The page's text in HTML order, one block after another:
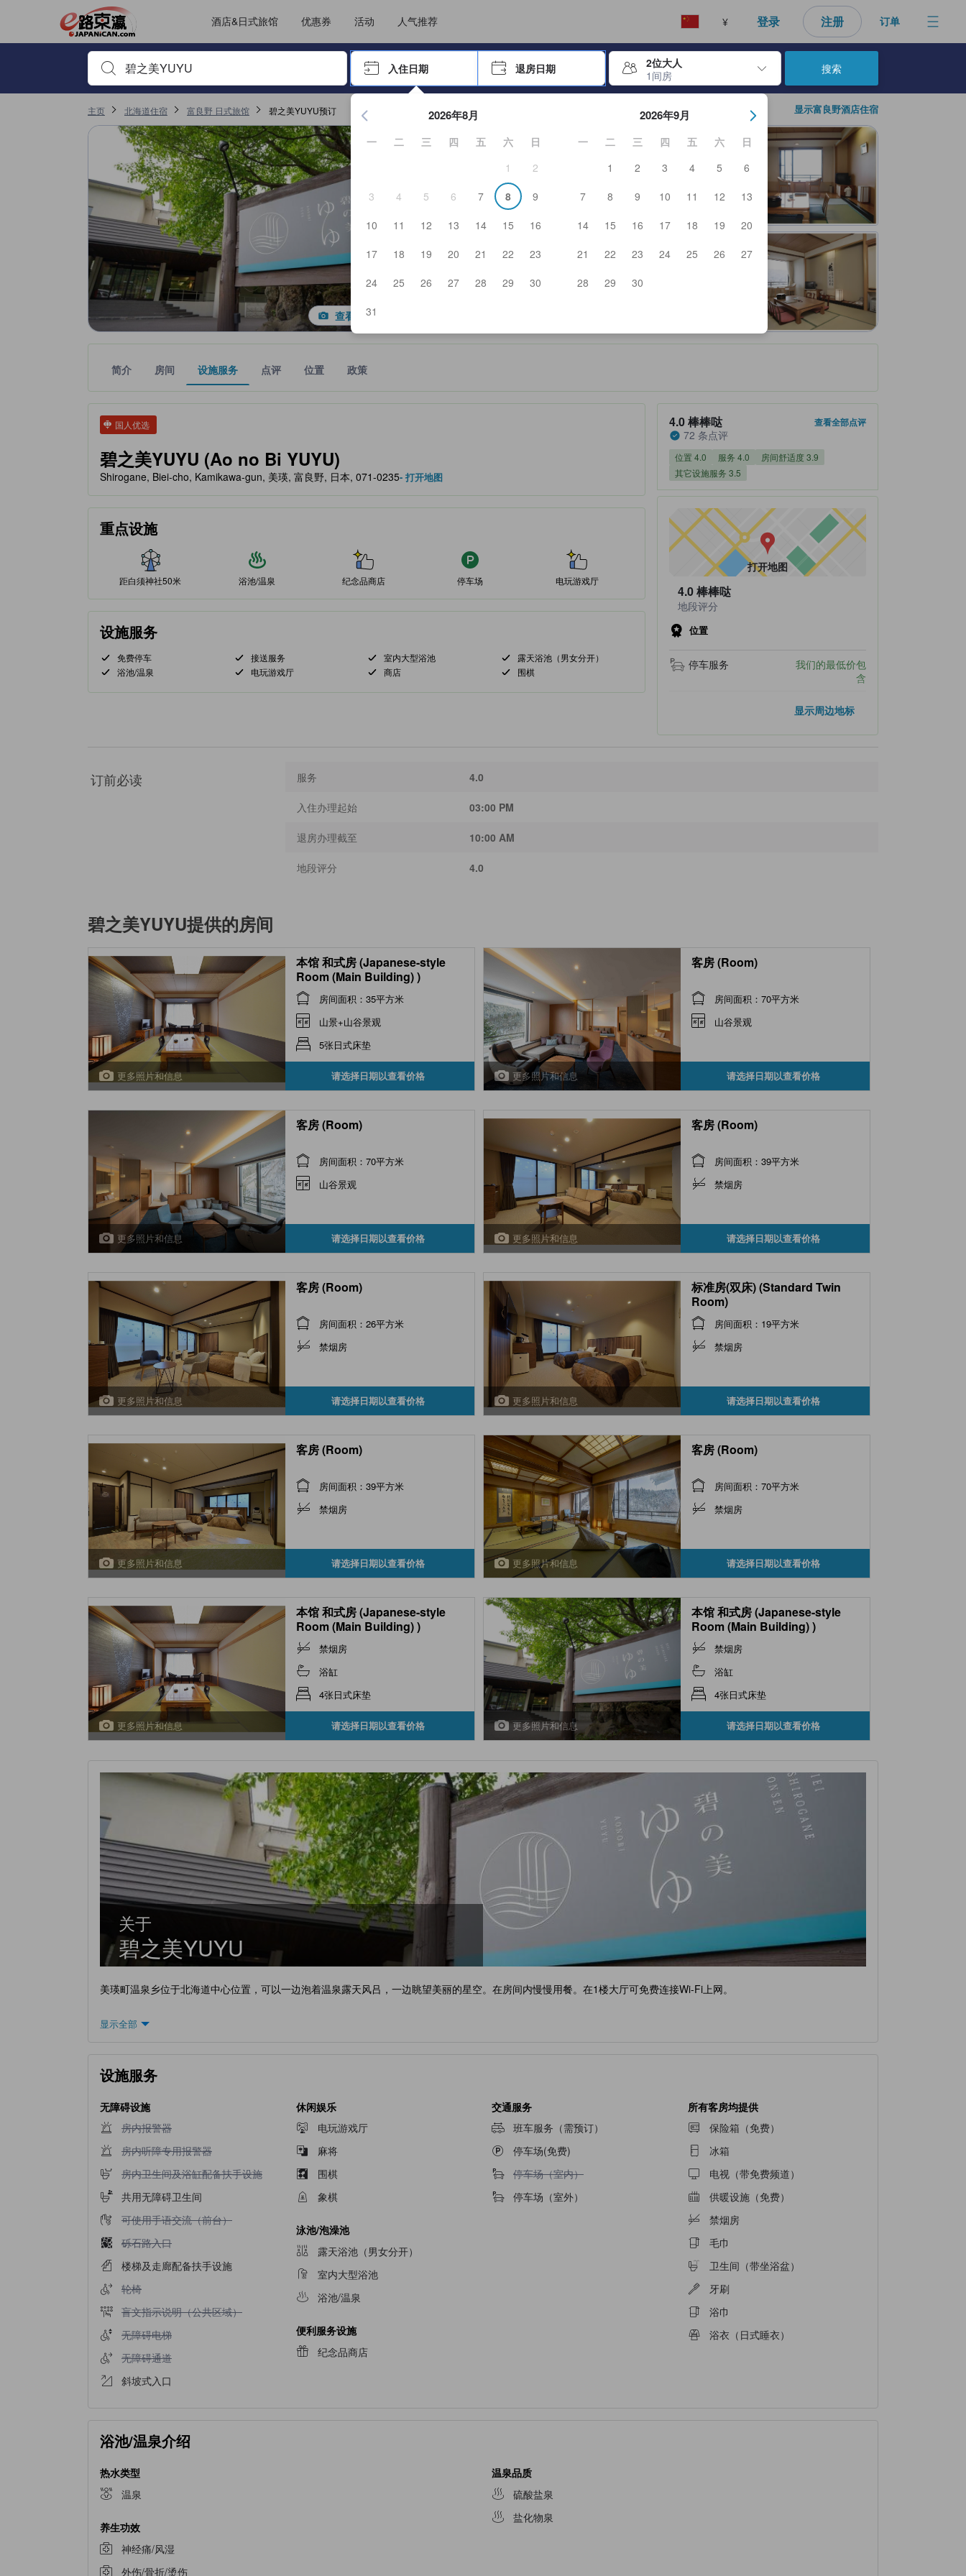
酒店&日式旅馆 优惠券 活动 人气推荐 ¥ 登录 注册 订单
输入住宿名或关键词以搜索，使用箭头或 tab 键以移动，点击 Enter 键以选择
入住日期 退房日期
2位大人
1间房
按 Enter 键开始浏览日期选择器。使用箭头键浏览入住和退房日期。使用 Enter 键选择日期后，入住日期将被选择。重复相同操作以选择
2026年8月
一 二 三 四 五 六
日
1
2
3
4 5 6 7 8
9
10
11 12 13 14 15
16
17
18 19 20 21 22
23
24
25 26 27 28 29
30
31
2026年9月
一 二 三 四 五 六
日
1
2 3 4 5
6
7
8 9 10 11 12
13
14
15 16 17 18 19
20
21
22 23 24 25 26
27
28
29 30
搜索
主页 北海道住宿 富良野 日式旅馆 碧之美YUYU预订 显示富良野酒店住宿
查看全部图片
简介 房间 设施服务 点评 位置 政策
国人优选
tooltip
碧之美YUYU (Ao no Bi YUYU)
tooltip
金色星星表示的等级信息由合作第三方平台提供，仅作为住宿舒适度、设施服务等方面的水平参考。
Shirogane, Biei-cho, Kamikawa-gun, 美瑛, 富良野, 日本, 071-0235- 打开地图
重点设施
距白须神社50米 浴池/温泉 纪念品商店 停车场 电玩游戏厅
设施服务
免费停车 接送服务 室内大型浴池
露天浴池（男女分开）
浴池/温泉
电玩游戏厅 商店 围棋
住客评分 4.0，满分 5 棒棒哒 72 条点评
4.0棒棒哒
72 条点评
查看全部点评
位置 4.0 服务 4.0
房间舒适度 3.9
其它设施服务 3.5
打开地图
4.0棒棒哒
地段评分
位置
停车服务
我们的最低价包
含
显示周边地标
订前必读 服务 4.0
入住办理起始 03:00 PM
退房办理截至 10:00 AM
地段评分 4.0
碧之美YUYU提供的房间
更多照片和信息
本馆 和式房 (Japanese-style
Room (Main Building) )
房间面积：35平方米
山景+山谷景观
5张日式床垫
请选择日期以查看价格 更多照片和信息
客房 (Room)
房间面积：70平方米
山谷景观
请选择日期以查看价格
更多照片和信息
客房 (Room)
房间面积：70平方米
山谷景观
请选择日期以查看价格 更多照片和信息
客房 (Room)
房间面积：39平方米
禁烟房
请选择日期以查看价格
更多照片和信息
客房 (Room)
房间面积：26平方米
禁烟房
请选择日期以查看价格 更多照片和信息
标准房(双床) (Standard Twin
Room)
房间面积：19平方米
禁烟房
请选择日期以查看价格
更多照片和信息
客房 (Room)
房间面积：39平方米
禁烟房
请选择日期以查看价格 更多照片和信息
客房 (Room)
房间面积：70平方米
禁烟房
请选择日期以查看价格
更多照片和信息
本馆 和式房 (Japanese-style
Room (Main Building) )
禁烟房
浴缸
4张日式床垫
请选择日期以查看价格 更多照片和信息
本馆 和式房 (Japanese-style
Room (Main Building) )
禁烟房
浴缸
4张日式床垫
请选择日期以查看价格
关于
碧之美YUYU
美瑛町温泉乡位于北海道中心位置，可以一边泡着温泉露天风吕，一边眺望美丽的星空。在房间内慢慢用餐。在1楼大厅可免费连接Wi-Fi上网。
显示全部
设施服务
无障碍设施
不提供房内报警器
房内报警器
不提供房内听障专用报警器
房内听障专用报警器
不提供房内卫生间及浴缸配备扶手设施
房内卫生间及浴缸配备扶手设施
共用无障碍卫生间
不提供可使用手语交流（前台）
可使用手语交流（前台）
不提供砾石路入口
砾石路入口
楼梯及走廊配备扶手设施
不提供轮椅
轮椅
不提供盲文指示说明（公共区域）
盲文指示说明（公共区域）
不提供无障碍电梯
无障碍电梯
不提供无障碍通道
无障碍通道
斜坡式入口
休闲娱乐
电玩游戏厅
麻将
围棋
象棋
泳池/泡澡池
露天浴池（男女分开）
室内大型浴池
浴池/温泉
便利服务设施
纪念品商店
交通服务
班车服务（需预订）
停车场(免费)
不提供停车场（室内）
停车场（室内）
停车场（室外）
所有客房均提供
保险箱（免费）
冰箱
电视（带免费频道）
供暖设施（免费）
禁烟房
毛巾
卫生间（带坐浴盆）
牙刷
浴巾
浴衣（日式睡衣）
浴池/温泉介绍
热水类型
温泉
养生功效
神经痛/风湿
外伤/骨折/烫伤
温泉品质
硫酸盐泉
盐化物泉
JAPANiCAN上的点评均来自于真实用户，个人评价在完成预订和入住后才能顺利提交，从而确保了点评的真实性及可靠性，也有助于用户作出更好的预订选择。
位置评分 4，满分 5，是富良野的高分
服务评分 4，满分 5，是富良野的高分
房间舒适度评分 3.9，满分 5，是富良野的高分
其它设施服务评分 3.5，满分 5，是富良野的高分